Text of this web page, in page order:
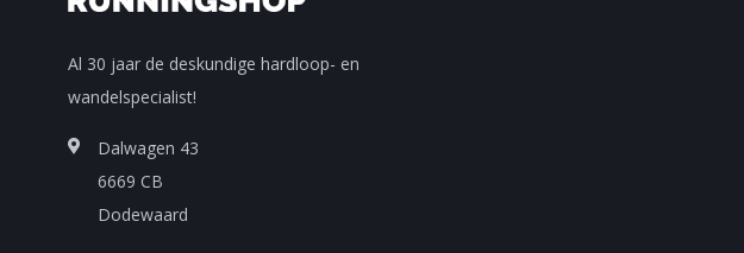
Al 30 jaar de deskundige hardloop- en
wandelspecialist!
Dalwagen 43
6669 CB
Dodewaard